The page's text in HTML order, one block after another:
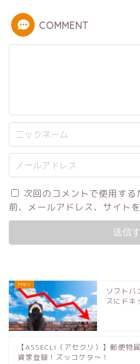
COMMENT
次回のコメントで使用す
前、メールアドレス、サイトを
ソフトバ
スにドキ
【ASSECLI（アセクリ）】郵便物
資家登録！ズッコケタ〜！